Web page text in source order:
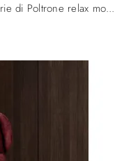
Ottieni informazioni sulla nostra serie di Poltrone relax moderne: ottieni il massimo livello di comfort con la poltrona relax Cabrini Swivel in ...